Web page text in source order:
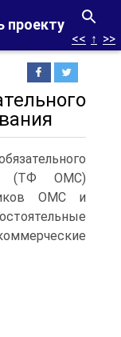
<< ↑ >>
(ТФ ОМС)
ОМС и